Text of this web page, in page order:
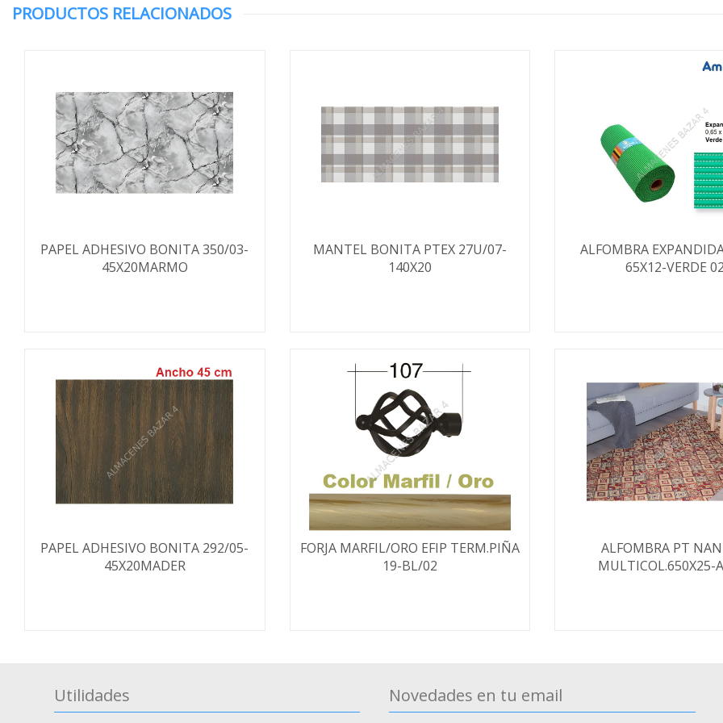
PRODUCTOS RELACIONADOS
PAPEL ADHESIVO BONITA 350/03-
45X20MARMO
MANTEL BONITA PTEX 27U/07-
140X20
ALFOMBRA
65X12-VERDE 02
PAPEL ADHESIVO BONITA 292/05-
45X20MADER
FORJA MARFIL/ORO EFIP TERM.PIÑA
19-BL/02
ALFOMBRA PT
MULTICOL.650X25-
Utilidades Novedades en tu email